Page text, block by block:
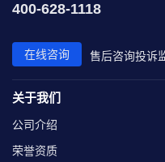
400-628-1118
在线咨询 售后咨询投诉
关于我们
公司介绍
荣誉资质